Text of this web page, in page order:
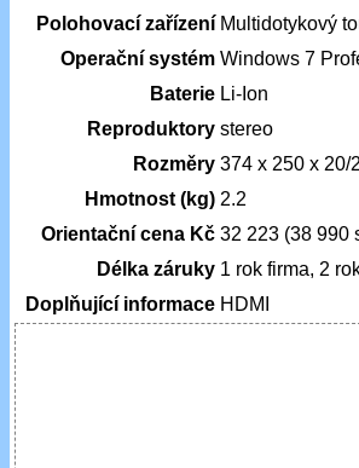
Polohovací zařízení Multidotykový
Operační systém Windows 7
Baterie Li-Ion
Reproduktory stereo
Rozměry 374 x 250 x 20/
Hmotnost (kg) 2.2
Orientační cena Kč 32 223 (38 990
Délka záruky 1 rok firma, 2
Doplňující informace HDMI